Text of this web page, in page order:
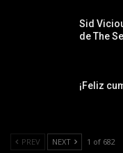
Sid
de The
¡Feliz
PREV NEXT 1 of 682